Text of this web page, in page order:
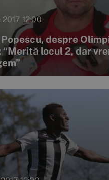
12:00
despre
“Merită locul 2, dar